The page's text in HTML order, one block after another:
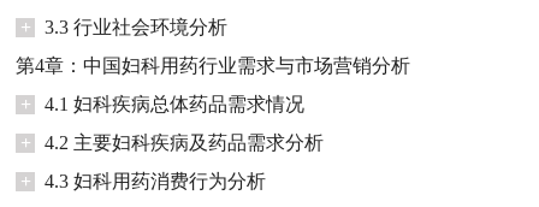
+
3.3 行业社会环境分析
第4章：中国妇科用药行业需求与市场营销分析
+
4.1 妇科疾病总体药品需求情况
+
4.2 主要妇科疾病及药品需求分析
+
4.3 妇科用药消费行为分析